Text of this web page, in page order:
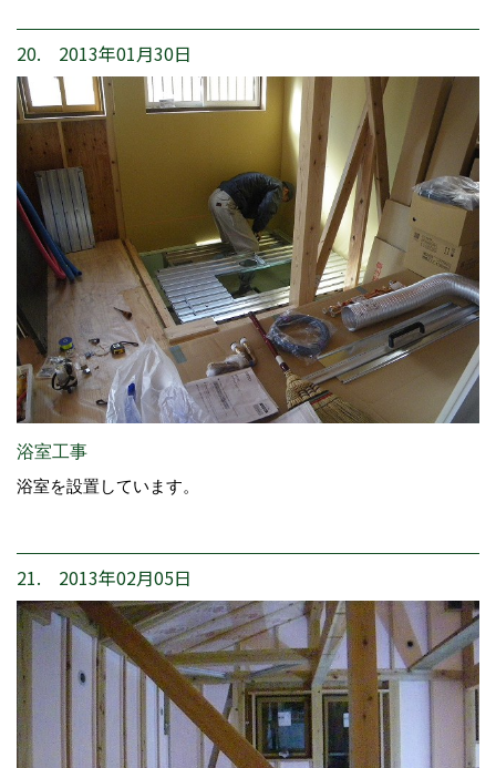
20. 2013年01月30日
浴室工事
浴室を設置しています。
21. 2013年02月05日